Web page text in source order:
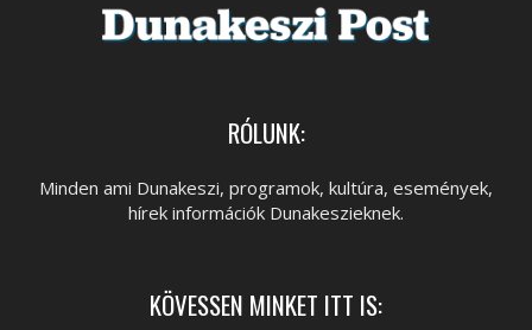
RÓLUNK:
Minden ami Dunakeszi, programok, kultúra, események,
hírek információk Dunakeszieknek.
KÖVESSEN MINKET ITT IS: